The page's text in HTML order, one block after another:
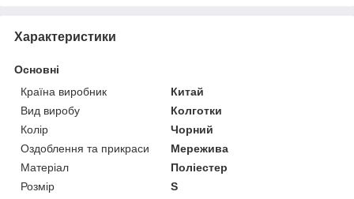
Характеристики
Основні
Країна виробник
Китай
Вид виробу
Колготки
Колір
Чорний
Оздоблення та прикраси
Мережива
Матеріал
Поліестер
Розмір
S